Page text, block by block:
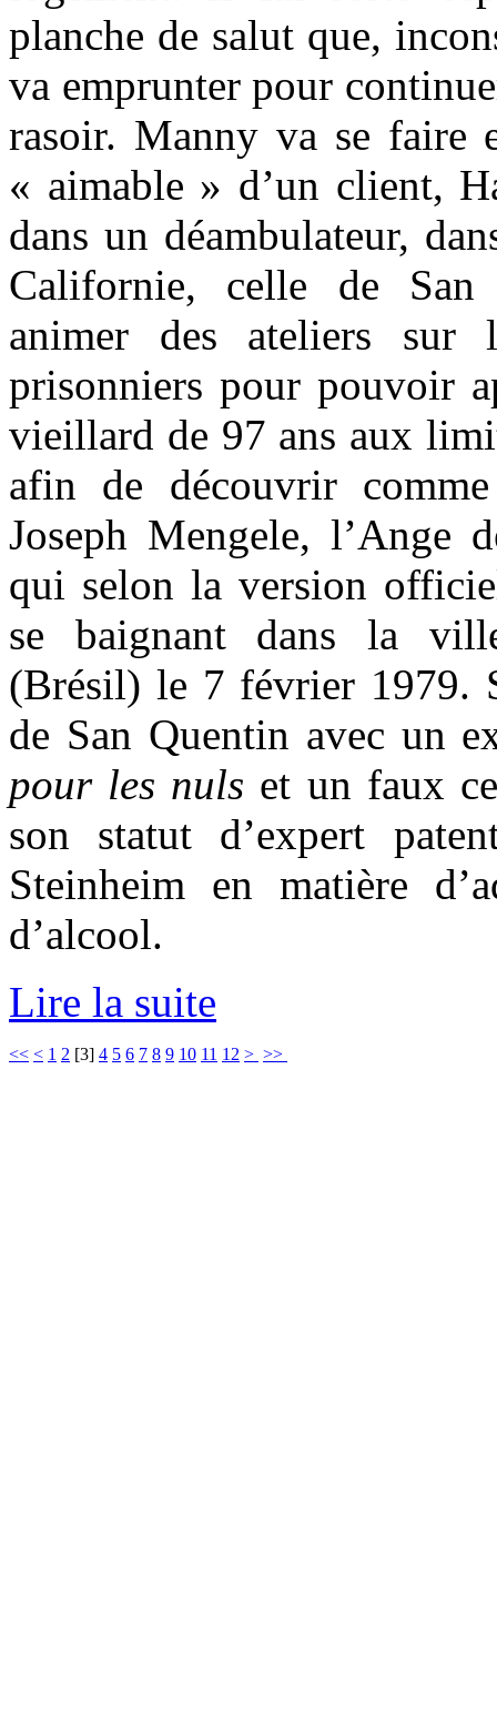
planche de salut que,
va emprunter pour
rasoir. Manny va se faire
« aimable » d’un client,
dans un déambulateur,
Californie, celle de San
animer des ateliers sur
prisonniers pour pouvoir
vieillard de 97 ans aux
afin de découvrir
Joseph Mengele, l’Ange
qui selon la version
se baignant dans la
(Brésil) le 7 février 1979.
de San Quentin avec un
pour les nuls et un faux
son statut d’expert
Steinheim en matière
d’alcool.
Lire la suite
<< < 1 2 [3] 4 5 6 7 8 9 10 11 12 > >>